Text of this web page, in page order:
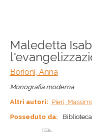
Maledetta
Borioni, Anna
Monografia moderna
Altri autori: Pieri,
Posseduto da: